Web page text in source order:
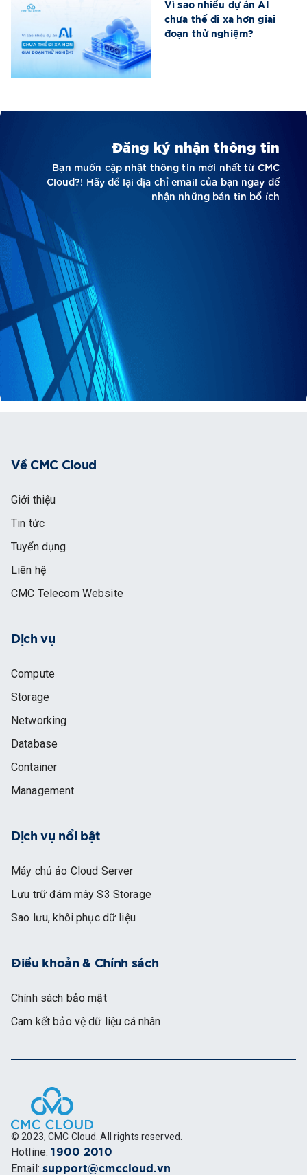
Vì sao nhiều dự án AI
chưa thể đi xa hơn giai
đoạn thử nghiệm?
Đăng ký nhận thông tin
Bạn muốn cập nhật thông tin mới nhất từ CMC
Cloud?! Hãy để lại địa chỉ email của bạn ngay để
nhận những bản tin bổ ích
Về CMC Cloud
Giới thiệu
Tin tức
Tuyển dụng
Liên hệ
CMC Telecom Website
Dịch vụ
Compute
Storage
Networking
Database
Container
Management
Dịch vụ nổi bật
Máy chủ ảo Cloud Server
Lưu trữ đám mây S3 Storage
Sao lưu, khôi phục dữ liệu
Điều khoản & Chính sách
Chính sách bảo mật
Cam kết bảo vệ dữ liệu cá nhân
© 2023, CMC Cloud. All rights reserved.
Hotline: 1900 2010
Email: support@cmccloud.vn